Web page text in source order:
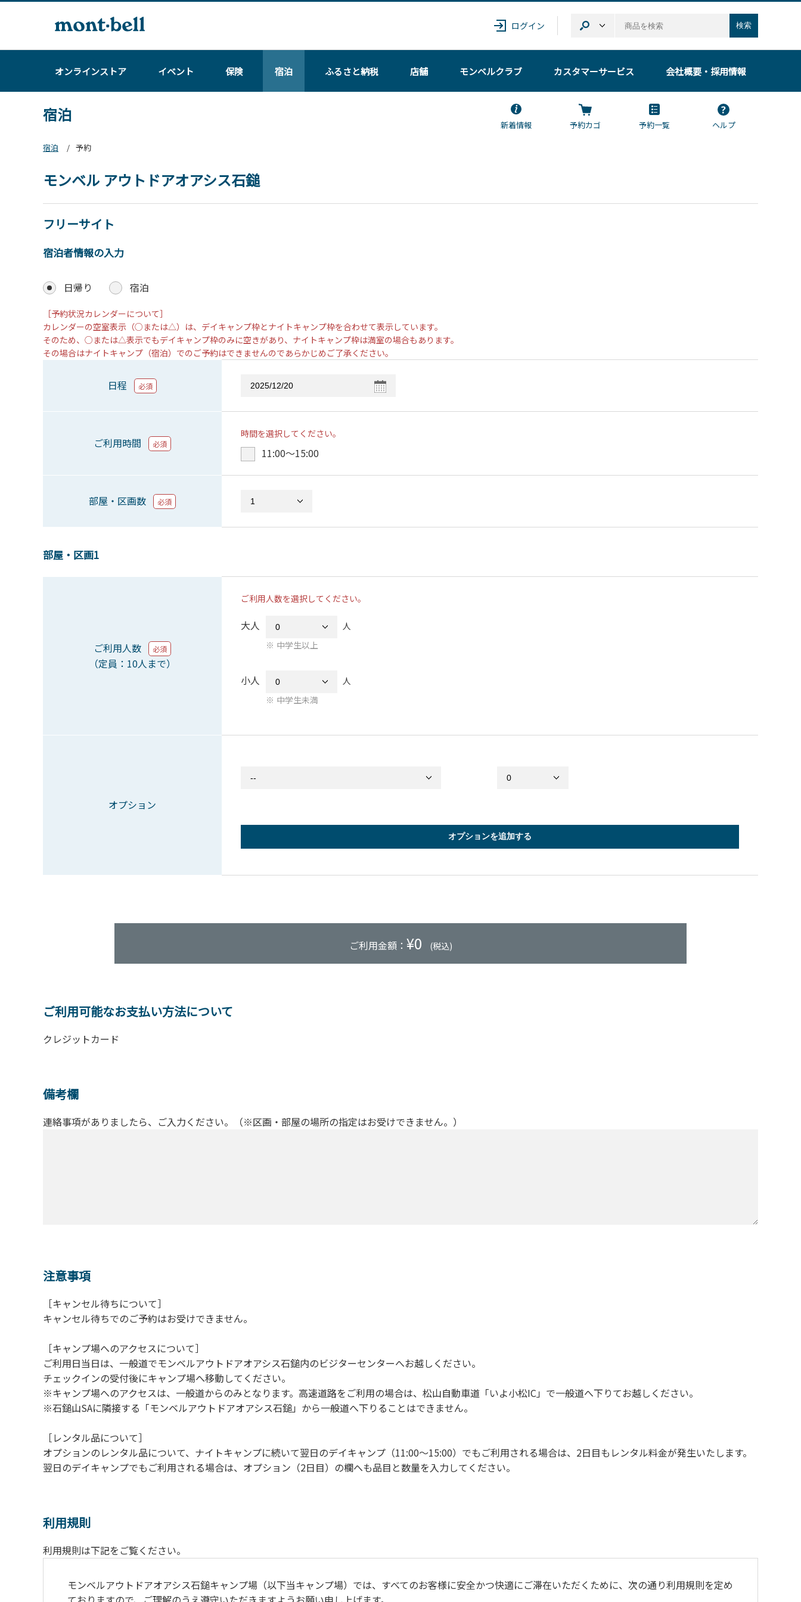
ログイン 検索
オンラインストア イベント 保険 宿泊 ふるさと納税 店舗 モンベルクラブ カスタマーサービス 会社概要・採用情報
宿泊
新着情報 予約カゴ 予約一覧
ヘルプ
宿泊
予約
モンベル アウトドアオアシス石鎚
フリーサイト
宿泊者情報の入力
日帰り 宿泊
［予約状況カレンダーについて］
カレンダーの空室表示（○または△）は、デイキャンプ枠とナイトキャンプ枠を合わせて表示しています。
そのため、○または△表示でもデイキャンプ枠のみに空きがあり、ナイトキャンプ枠は満室の場合もあります。
その場合はナイトキャンプ（宿泊）でのご予約はできませんのであらかじめご了承ください。
日程 必須
ご利用時間 必須
時間を選択してください。
11:00〜15:00
部屋・区画数 必須
部屋・区画1
ご利用人数 必須
（定員：10人まで）
ご利用人数を選択してください。
大人
人
中学生以上
小人
人
中学生未満
オプション
オプションを追加する
ご利用金額： ¥0 (税込)
ご利用可能なお支払い方法について
クレジットカード
備考欄
連絡事項がありましたら、ご入力ください。（※区画・部屋の場所の指定はお受けできません。）
注意事項
［キャンセル待ちについて］
キャンセル待ちでのご予約はお受けできません。
［キャンプ場へのアクセスについて］
ご利用日当日は、一般道でモンベルアウトドアオアシス石鎚内のビジターセンターへお越しください。
チェックインの受付後にキャンプ場へ移動してください。
※キャンプ場へのアクセスは、一般道からのみとなります。高速道路をご利用の場合は、松山自動車道「いよ小松IC」で一般道へ下りてお越しください。
※石鎚山SAに隣接する「モンベルアウトドアオアシス石鎚」から一般道へ下りることはできません。
［レンタル品について］
オプションのレンタル品について、ナイトキャンプに続いて翌日のデイキャンプ（11:00～15:00）でもご利用される場合は、2日目もレンタル料金が発生いたします。
翌日のデイキャンプでもご利用される場合は、オプション（2日目）の欄へも品目と数量を入力してください。
利用規則
利用規則は下記をご覧ください。
モンベルアウトドアオアシス⽯鎚キャンプ場（以下当キャンプ場）では、すべてのお客様に安全かつ快適にご滞在いただくために、次の通り利⽤規則を定め